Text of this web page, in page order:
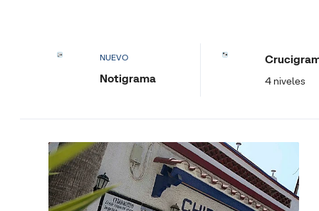
NUEVO
Notigrama 4 niveles